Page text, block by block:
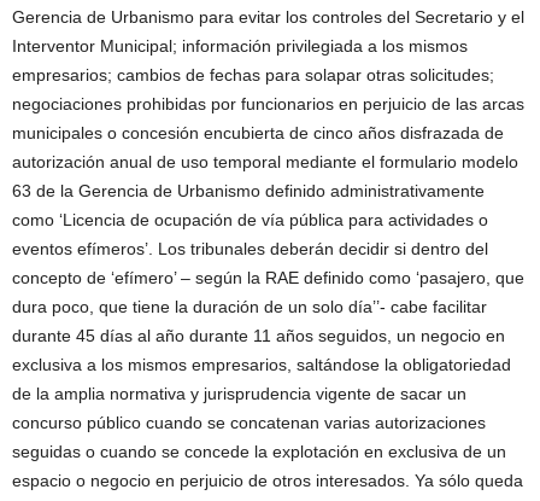
Gerencia de Urbanismo para evitar los controles del Secretario y el
Interventor Municipal; información privilegiada a los mismos
empresarios; cambios de fechas para solapar otras solicitudes;
negociaciones prohibidas por funcionarios en perjuicio de las arcas
municipales o concesión encubierta de cinco años disfrazada de
autorización anual de uso temporal mediante el formulario modelo
63 de la Gerencia de Urbanismo definido administrativamente
como ‘Licencia de ocupación de vía pública para actividades o
eventos efímeros’. Los tribunales deberán decidir si dentro del
concepto de ‘efímero’ – según la RAE definido como ‘pasajero, que
dura poco, que tiene la duración de un solo día’’- cabe facilitar
durante 45 días al año durante 11 años seguidos, un negocio en
exclusiva a los mismos empresarios, saltándose la obligatoriedad
de la amplia normativa y jurisprudencia vigente de sacar un
concurso público cuando se concatenan varias autorizaciones
seguidas o cuando se concede la explotación en exclusiva de un
espacio o negocio en perjuicio de otros interesados. Ya sólo queda